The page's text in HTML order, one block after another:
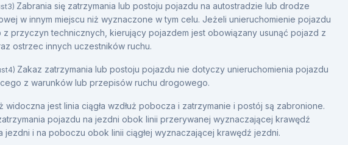
Zabrania się zatrzymania lub postoju pojazdu na autostradzie lub drodze
w innym miejscu niż wyznaczone w tym celu. Jeżeli unieruchomienie pojazdu
z przyczyn technicznych, kierujący pojazdem jest obowiązany usunąć pojazd z
ostrzec innych uczestników ruchu.
Zakaz zatrzymania lub postoju pojazdu nie dotyczy unieruchomienia pojazdu
z warunków lub przepisów ruchu drogowego.
widoczna jest linia ciągła wzdłuż pobocza i zatrzymanie i postój są zabronione.
pojazdu na jezdni obok linii przerywanej wyznaczającej krawędź
jezdni i na poboczu obok linii ciągłej wyznaczającej krawędź jezdni.